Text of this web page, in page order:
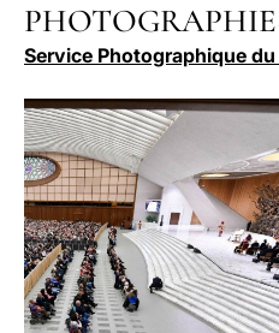
Service Photographique